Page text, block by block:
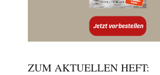
ZUM AKTUELLEN HEFT: